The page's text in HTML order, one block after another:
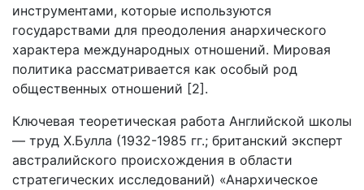
инструментами, которые используются
государствами для преодоления анархического
характера международных отношений. Мировая
политика рассматривается как особый род
общественных отношений [2].
Ключевая теоретическая работа Английской школы
— труд Х.Булла (1932-1985 гг.; британский эксперт
австралийского происхождения в области
стратегических исследований) «Анархическое